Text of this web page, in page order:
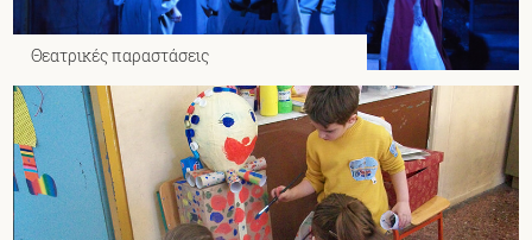
Θεατρικές παραστάσεις